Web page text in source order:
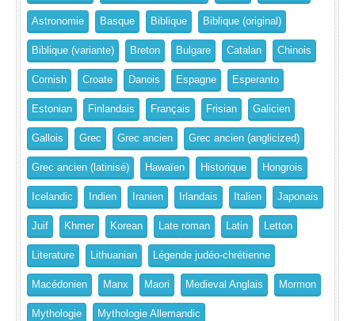
Astronomie Basque Biblique Biblique (original)
Biblique (variante) Breton Bulgare Catalan Chinois
Cornish Croate Danois Espagne Esperanto
Estonian Finlandais Français Frisian Galicien
Gallois Grec Grec ancien Grec ancien (anglicized)
Grec ancien (latinisé) Hawaïen Historique Hongrois
Icelandic Indien Iranien Irlandais Italien Japonais
Juif Khmer Korean Late roman Latin Letton
Literature Lithuanian Légende judéo-chrétienne
Macédonien Manx Maori Medieval Anglais Mormon
Mythologie Mythologie Allemandic